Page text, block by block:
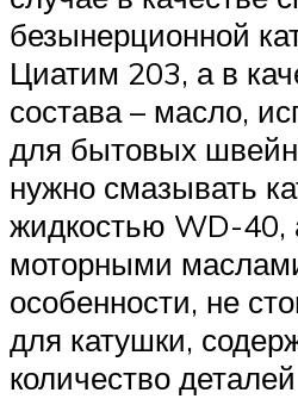
безынерционной
Циатим 203, а в
состава – масло,
для бытовых
нужно смазывать
жидкостью WD-40,
моторными
особенности, не
для катушки,
количество